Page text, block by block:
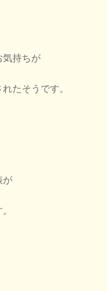
気持ちが
たそうです。
が